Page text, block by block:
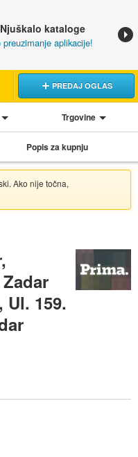
kataloge
aplikacije!
PREDAJ OGLAS
Trgovine
Popis za kupnju
Ako nije točna,
Ul. 159.